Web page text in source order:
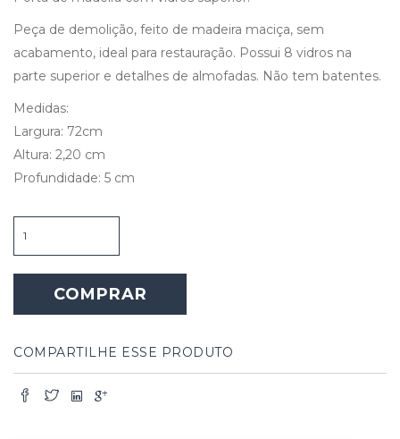
Peça de demolição, feito de madeira maciça, sem
acabamento, ideal para restauração. Possui 8 vidros na
parte superior e detalhes de almofadas. Não tem batentes.
Medidas:
Largura: 72cm
Altura: 2,20 cm
Profundidade: 5 cm
de
Madeira
com
Vidros
Superior
COMPRAR
COMPARTILHE ESSE PRODUTO